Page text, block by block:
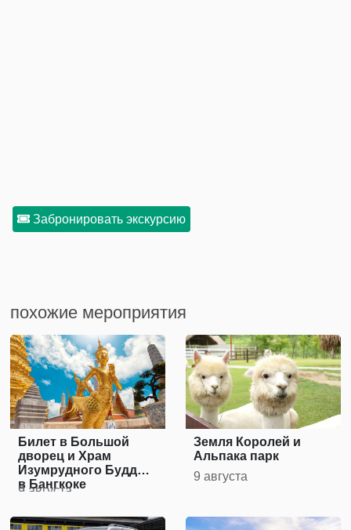
Забронировать экскурсию
похожие мероприятия
Билет в Большой
дворец и Храм
Изумрудного Будды
в Бангкоке
9 августа
Земля Королей и
Альпака парк
9 августа